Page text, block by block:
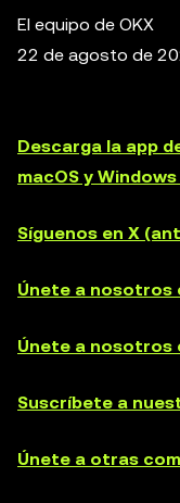
El equipo de OKX
22 de agosto de
Descarga la app
macOS y Windows
Síguenos en X
Únete a nosotros
Únete a nosotros
Suscríbete a
Únete a otras